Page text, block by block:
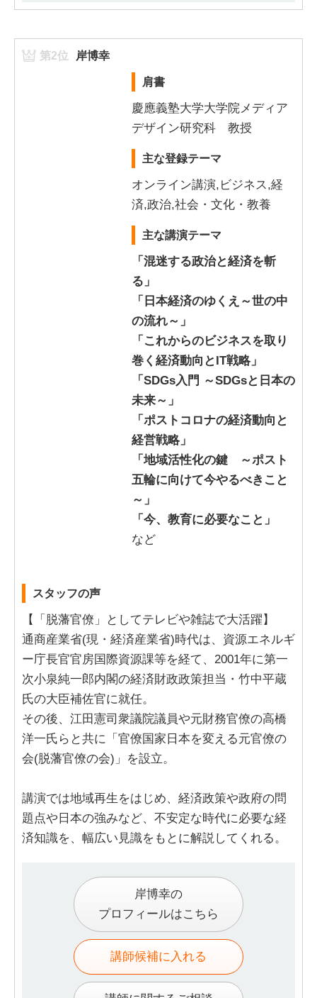
第2位 岸博幸
肩書
慶應義塾大学大学院メディア
デザイン研究科 教授
主な登録テーマ
オンライン講演,ビジネス,経
済,政治,社会・文化・教養
主な講演テーマ
「混迷する政治と経済を斬
る」
「日本経済のゆくえ～世の中
の流れ～」
「これからのビジネスを取り
巻く経済動向とIT戦略」
「SDGs入門 ～SDGsと日本の
未来～」
「ポストコロナの経済動向と
経営戦略」
「地域活性化の鍵 ～ポスト
五輪に向けて今やるべきこと
～」
「今、教育に必要なこと」
など
スタッフの声
【「脱藩官僚」としてテレビや雑誌で大活躍】
通商産業省(現・経済産業省)時代は、資源エネルギ
ー庁長官官房国際資源課等を経て、2001年に第一
次小泉純一郎内閣の経済財政政策担当・竹中平蔵
氏の大臣補佐官に就任。
その後、江田憲司衆議院議員や元財務官僚の高橋
洋一氏らと共に「官僚国家日本を変える元官僚の
会(脱藩官僚の会)」を設立。
講演では地域再生をはじめ、経済政策や政府の問
題点や日本の強みなど、不安定な時代に必要な経
済知識を、幅広い見識をもとに解説してくれる。
岸博幸の
プロフィールはこちら
講師候補に入れる